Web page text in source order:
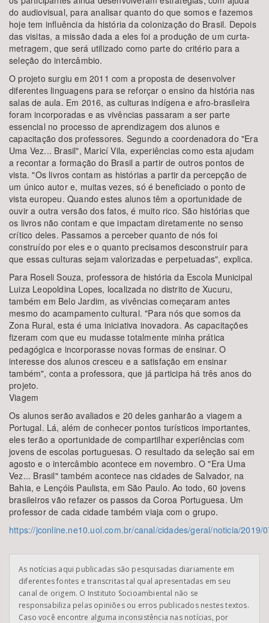
do audiovisual, para analisar quanto do que somos e fazemos
hoje tem influência da história da colonização do Brasil. Depois
das visitas, a missão dada a eles foi a produção de um curta-
metragem, que será utilizado como parte do critério para a
seleção do intercâmbio.
O projeto surgiu em 2011 com a proposta de desenvolver
diferentes linguagens para se reforçar o ensino da história nas
salas de aula. Em 2016, as culturas indígena e afro-brasileira
foram incorporadas e as vivências passaram a ser parte
essencial no processo de aprendizagem dos alunos e
capacitação dos professores. Segundo a coordenadora do "Era
Uma Vez... Brasil", Maricí Vila, experiências como esta ajudam
a recontar a formação do Brasil a partir de outros pontos de
vista. "Os livros contam as histórias a partir da percepção de
um único autor e, muitas vezes, só é beneficiado o ponto de
vista europeu. Quando estes alunos têm a oportunidade de
ouvir a outra versão dos fatos, é muito rico. São histórias que
os livros não contam e que impactam diretamente no senso
crítico deles. Passamos a perceber quanto de nós foi
construído por eles e o quanto precisamos desconstruir para
que essas culturas sejam valorizadas e perpetuadas", explica.
Para Roseli Souza, professora de história da Escola Municipal
Luiza Leopoldina Lopes, localizada no distrito de Xucuru,
também em Belo Jardim, as vivências começaram antes
mesmo do acampamento cultural. "Para nós que somos da
Zona Rural, esta é uma iniciativa inovadora. As capacitações
fizeram com que eu mudasse totalmente minha prática
pedagógica e incorporasse novas formas de ensinar. O
interesse dos alunos cresceu e a satisfação em ensinar
também", conta a professora, que já participa há três anos do
projeto.
Viagem
Os alunos serão avaliados e 20 deles ganharão a viagem a
Portugal. Lá, além de conhecer pontos turísticos importantes,
eles terão a oportunidade de compartilhar experiências com
jovens de escolas portuguesas. O resultado da seleção sai em
agosto e o intercâmbio acontece em novembro. O "Era Uma
Vez... Brasil" também acontece nas cidades de Salvador, na
Bahia, e Lençóis Paulista, em São Paulo. Ao todo, 60 jovens
brasileiros vão refazer os passos da Coroa Portuguesa. Um
professor de cada cidade também viaja com o grupo.
https://jconline.ne10.uol.com.br/canal/cidades/geral/noticia/2019/
As notícias aqui publicadas são pesquisadas diariamente em
diferentes fontes e transcritas tal qual apresentadas em seu
canal de origem. O Instituto Socioambiental não se
responsabiliza pelas opiniões ou erros publicados nestes textos.
Caso você encontre alguma inconsistência nas notícias, por